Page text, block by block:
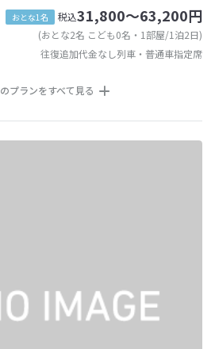
おとな1名 税込31,800～63,200円
(おとな2名 こども0名・1部屋/1泊2日)
往復追加代金なし列車・普通車指定席
プランをすべて見る